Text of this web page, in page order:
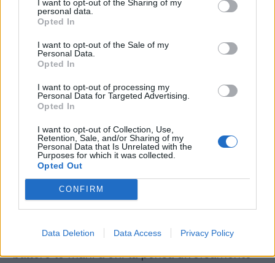
I want to opt-out of the Sharing of my
personal data.
Opted In
I want to opt-out of the Sale of my
Personal Data.
Opted In
I want to opt-out of processing my
Personal Data for Targeted Advertising.
Opted In
I want to opt-out of Collection, Use,
Retention, Sale, and/or Sharing of my
Personal Data that Is Unrelated with the
Purposes for which it was collected.
Opted Out
CONFIRM
Data Deletion Data Access Privacy Policy
Procaccini e Ciriani | Diretta
"Noi qui difendiamo posizioni molto differenti
- continua riguardo agli altri ospiti - le mie,
quelle di Coghe e quelle della collega
Biancospino che ha fondato insieme a delle
bravissime colleghe un'associazione di donne
giornaliste che viene censurata regolarmente.
Quindi aspetto tutti questi signori che si
riempiono la bocca di Altiero Spinelli, di
Ventotene, della Costituzione, della bandiera
italiana, della Repubblica a venire qui a
battere le mani a chi la pensa diversamente